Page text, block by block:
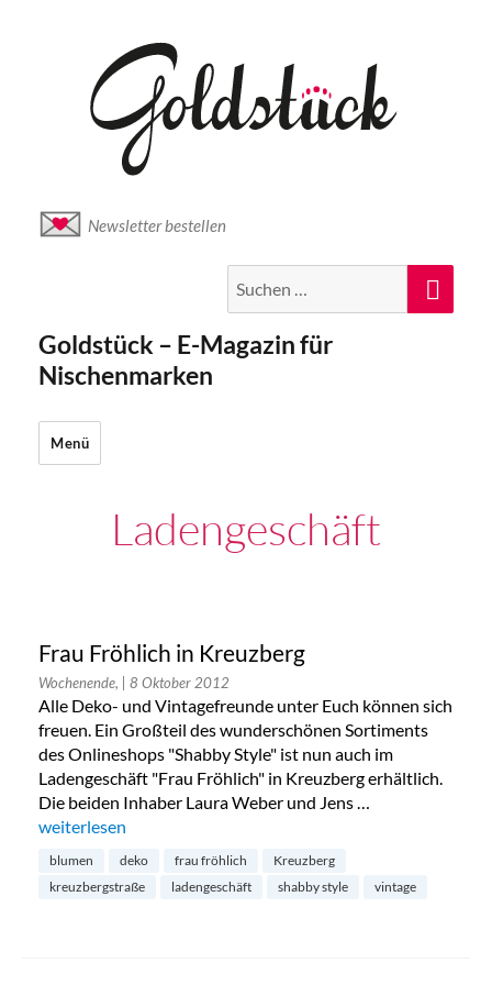
Newsletter bestellen
nach:
Goldstück – E-Magazin für
Nischenmarken
Menü
Ladengeschäft
Frau Fröhlich in Kreuzberg
Wochenende, | 8 Oktober 2012
Alle Deko- und Vintagefreunde unter Euch können sich
freuen. Ein Großteil des wunderschönen Sortiments
des Onlineshops "Shabby Style" ist nun auch im
Ladengeschäft "Frau Fröhlich" in Kreuzberg erhältlich.
Die beiden Inhaber Laura Weber und Jens …
„Frau Fröhlich in Kreuzberg“
weiterlesen
blumen deko frau fröhlich
Kreuzberg
kreuzbergstraße
ladengeschäft shabby style vintage